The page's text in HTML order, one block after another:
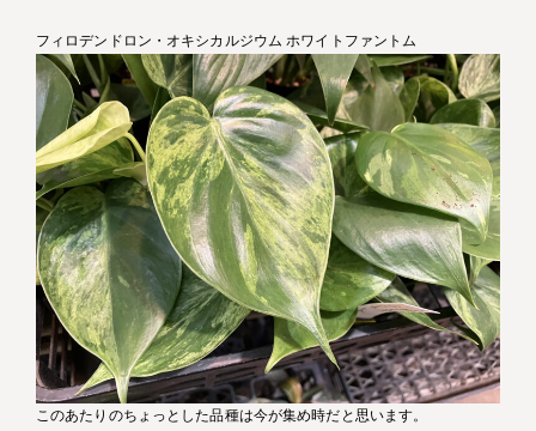
フィロデンドロン・オキシカルジウム ホワイトファントム
このあたりのちょっとした品種は今が集め時だと思います。